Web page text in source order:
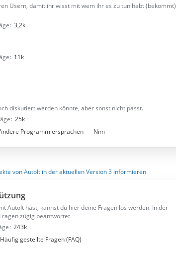
Usern, damit ihr wisst mit wem ihr es zu tun habt (bekommt)
3,2k
11k
diskutiert werden könnte, aber sonst nicht passt.
25k
Programmiersprachen Nim
von AutoIt in der aktuellen Version 3 informieren.
AutoIt hast, kannst du hier deine Fragen los werden. In der
zügig beantwortet.
243k
Häufig gestellte Fragen (FAQ)